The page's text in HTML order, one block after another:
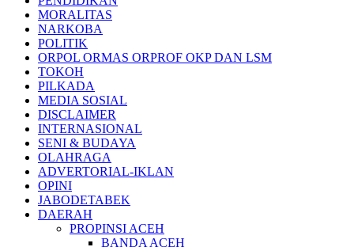
MORALITAS
NARKOBA
POLITIK
ORPOL ORMAS ORPROF OKP DAN LSM
TOKOH
PILKADA
MEDIA SOSIAL
DISCLAIMER
INTERNASIONAL
SENI & BUDAYA
OLAHRAGA
ADVERTORIAL-IKLAN
OPINI
JABODETABEK
DAERAH
PROPINSI ACEH
BANDA ACEH